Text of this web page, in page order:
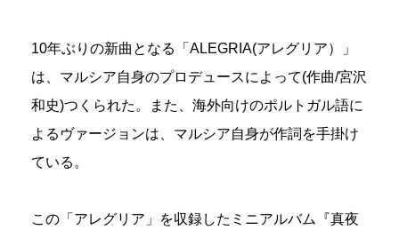
10年ぶりの新曲となる「ALEGRIA(アレグリア）」
は、マルシア自身のプロデュースによって(作曲/宮沢
和史)つくられた。また、海外向けのポルトガル語に
よるヴァージョンは、マルシア自身が作詞を手掛け
ている。
この「アレグリア」を収録したミニアルバム『真夜